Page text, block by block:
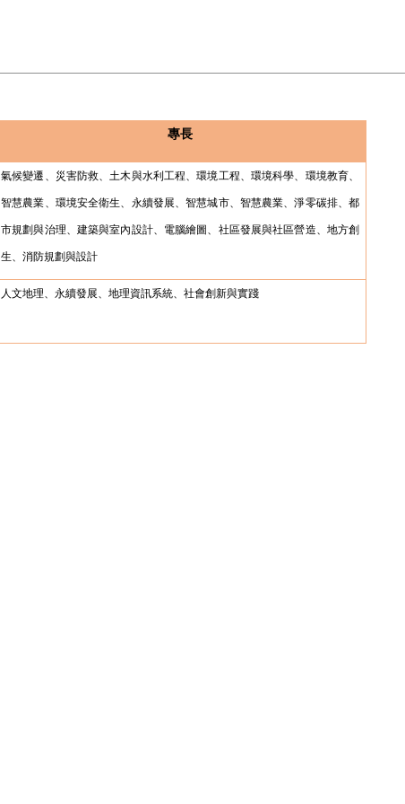
專長
氣候變遷、災害防救、土木與水利工程、環境工程、環境科學、環境教育、
智慧農業、環境安全衛生、永續發展、智慧城市、智慧農業、淨零碳排、都
市規劃與治理、建築與室內設計、電腦繪圖、社區發展與社區營造、地方創
生、消防規劃與設計
人文地理、永續發展、地理資訊系統、社會創新與實踐